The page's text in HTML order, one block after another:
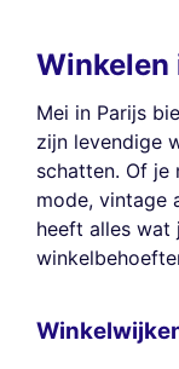
Winkelen
Mei in Parijs
zijn levendige
schatten. Of je
mode, vintage
heeft alles wat